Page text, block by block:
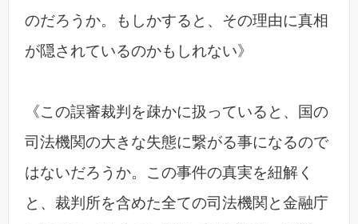
のだろうか。もしかすると、その理由に真相
が隠されているのかもしれない》
《この誤審裁判を疎かに扱っていると、国の
司法機関の大きな失態に繋がる事になるので
はないだろうか。この事件の真実を紐解く
と、裁判所を含めた全ての司法機関と金融庁